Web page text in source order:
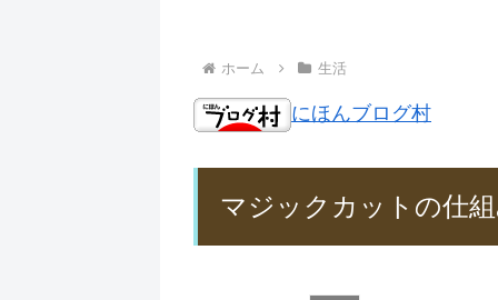
ホーム 生活
にほんブログ村
マジックカットの仕